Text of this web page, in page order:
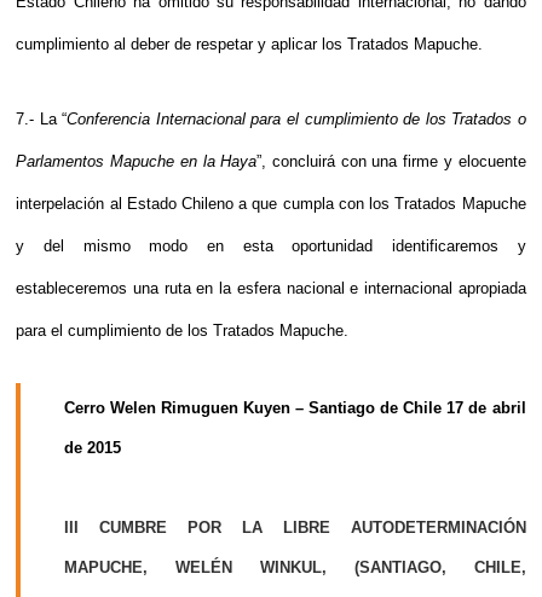
cumplimiento al deber de respetar y aplicar los Tratados Mapuche.
7.- La “Conferencia Internacional para el cumplimiento de los Tratados o
Parlamentos Mapuche en la Haya”, concluirá con una firme y elocuente
interpelación al Estado Chileno a que cumpla con los Tratados Mapuche
y del mismo modo en esta oportunidad identificaremos y
estableceremos una ruta en la esfera nacional e internacional apropiada
para el cumplimiento de los Tratados Mapuche.
Cerro Welen Rimuguen Kuyen – Santiago de Chile 17 de abril
de 2015
III CUMBRE POR LA LIBRE AUTODETERMINACIÓN
MAPUCHE, WELÉN WINKUL, (SANTIAGO, CHILE,